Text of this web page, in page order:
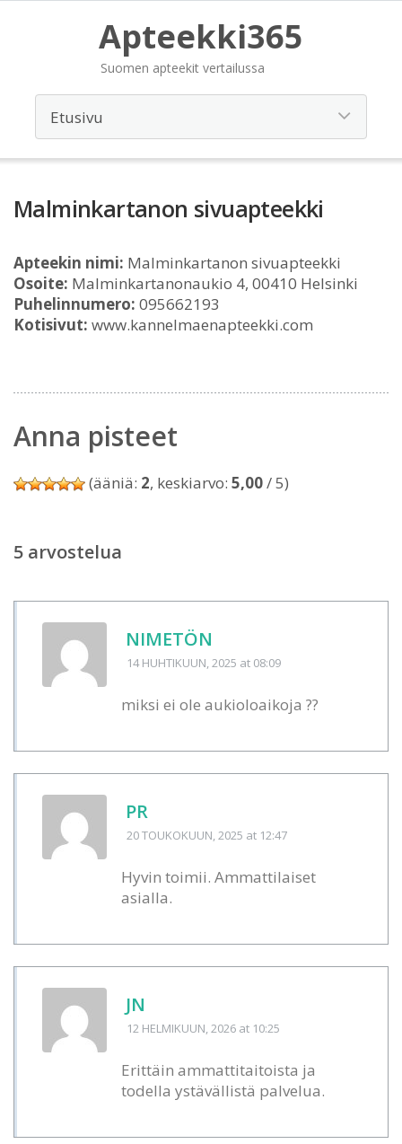
Apteekki365
Suomen apteekit vertailussa
Malminkartanon sivuapteekki
Apteekin nimi: Malminkartanon sivuapteekki
Osoite: Malminkartanonaukio 4, 00410 Helsinki
Puhelinnumero: 095662193
Kotisivut: www.kannelmaenapteekki.com
Anna pisteet
(ääniä: 2, keskiarvo: 5,00/ 5)
5 arvostelua
NIMETÖN
14 HUHTIKUUN, 2025 at 08:09
miksi ei ole aukioloaikoja ??
PR
20 TOUKOKUUN, 2025 at 12:47
Hyvin toimii. Ammattilaiset
asialla.
JN
12 HELMIKUUN, 2026 at 10:25
Erittäin ammattitaitoista ja
todella ystävällistä palvelua.